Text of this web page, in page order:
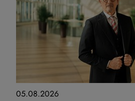
05.08.2026